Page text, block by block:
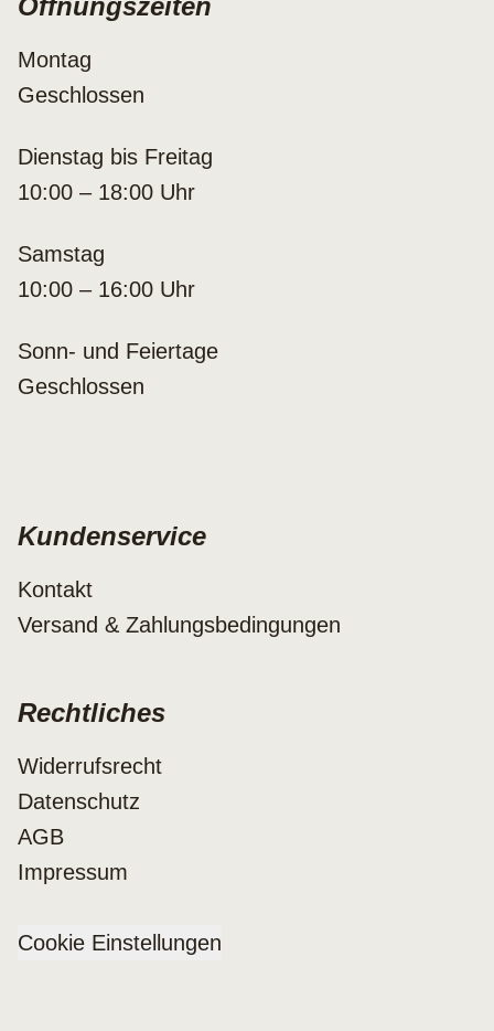
Öffnungszeiten
Montag
Geschlossen
Dienstag bis Freitag
10:00 – 18:00 Uhr
Samstag
10:00 – 16:00 Uhr
Sonn- und Feiertage
Geschlossen
Kundenservice
Kontakt
Versand & Zahlungsbedingungen
Rechtliches
Widerrufsrecht
Datenschutz
AGB
Impressum
Cookie Einstellungen